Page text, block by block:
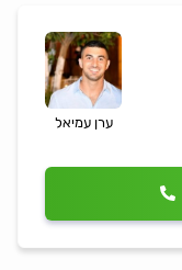
ערן עמיאל